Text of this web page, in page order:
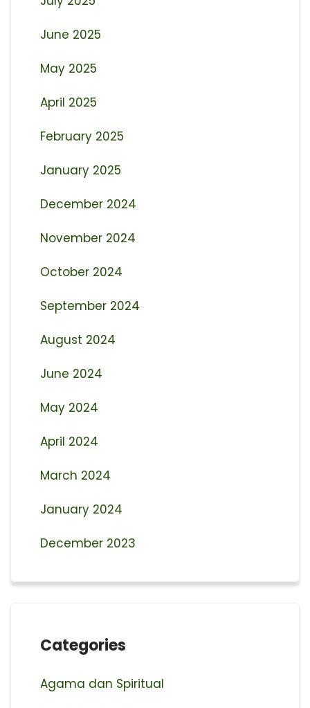
June 2025
May 2025
April 2025
February 2025
January 2025
December 2024
November 2024
October 2024
September 2024
August 2024
June 2024
May 2024
April 2024
March 2024
January 2024
December 2023
Categories
Agama dan Spiritual